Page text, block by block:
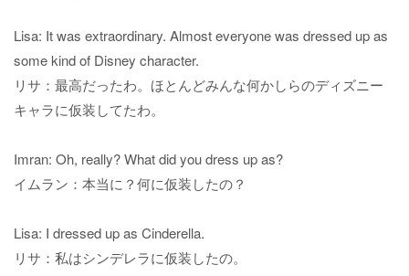
Lisa: It was extraordinary. Almost everyone was dressed up as
some kind of Disney character.
リサ：最高だったわ。ほとんどみんな何かしらのディズニー
キャラに仮装してたわ。
Imran: Oh, really? What did you dress up as?
イムラン：本当に？何に仮装したの？
Lisa: I dressed up as Cinderella.
リサ：私はシンデレラに仮装したの。